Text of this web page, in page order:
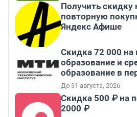
Получить скидку
повторную
Яндекс Афише
Скидка 72 000
образование и
образование в
До 31 августа, 2026
Скидка 500 ₽ на
2000 ₽